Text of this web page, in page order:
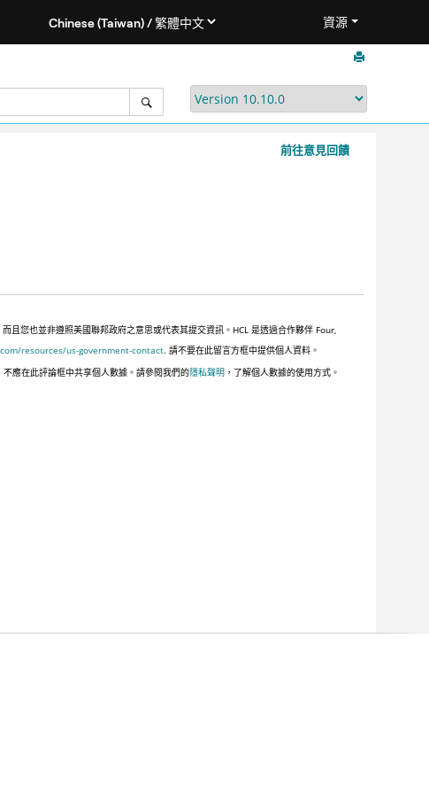
資源
前往意見回饋
且您也並非遵照美國聯邦政府之意思或代表其提交資訊。HCL 是透過合作夥伴 Four,
resources/us-government-contact. 請不要在此留言方框中提供個人資料。
不應在此評論框中共享個人數據。請參閱我們的隱私聲明 ，了解個人數據的使用方式。